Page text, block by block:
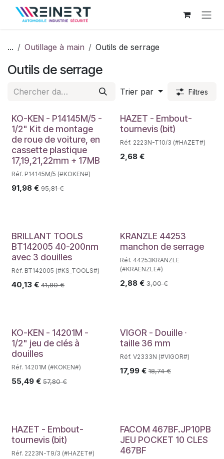
Se rendre au contenu
... Outillage à main Outils de serrage
Outils de serrage
Trier par Filtres
KO-KEN - P14145M/5 -
1/2" Kit de montage
de roue de voiture, en
cassette plastique
17,19,21,22mm + 17MB
Réf. P14145M/5 (#KOKEN#)
91,98 € 95,81€
Déstockage
HAZET - Embout-
tournevis (bit)
Réf. 2223N-T10/3 (#HAZET#)
2,68€
BRILLANT TOOLS
BT142005 40-200nm
avec 3 douilles
Réf. BT142005 (#KS_TOOLS#)
40,13 € 41,80€
KRANZLE 44253
manchon de serrage
Réf. 44253KRANZLE
(#KRAENZLE#)
2,88€ 3,00€
KO-KEN - 14201M -
1/2" jeu de clés à
douilles
Réf. 14201M (#KOKEN#)
55,49 € 57,80€
Déstockage
VIGOR - Douille ∙
taille 36 mm
Réf. V2333N (#VIGOR#)
17,99€ 18,74€
Déstockage
HAZET - Embout-
tournevis (bit)
Réf. 2223N-T9/3 (#HAZET#)
FACOM 467BF.JP10PB
JEU POCKET 10 CLES
467BF